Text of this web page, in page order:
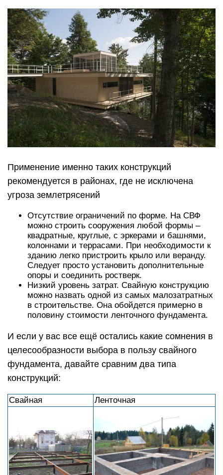
Применение именно таких конструкций
рекомендуется в районах, где не исключена
угроза землетрясений
Отсутствие ограничений по форме. На СВФ
можно строить сооружения любой формы –
квадратные, круглые, с эркерами и башнями,
колоннами и террасами. При необходимости к
зданию легко пристроить крыло или веранду.
Следует просто установить дополнительные
опоры и соединить ростверк.
Низкий уровень затрат. Свайную конструкцию
можно назвать одной из самых малозатратных
в строительстве. Она обойдется примерно в
половину стоимости ленточного фундамента.
И если у вас все ещё остались какие сомнения в
целесообразности выбора в пользу свайного
фундамента, давайте сравним два типа
конструкций:
Свайная Ленточная